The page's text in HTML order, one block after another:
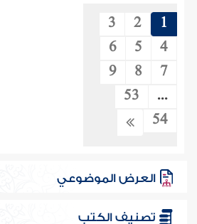
1
2
3
4
5
6
7
8
9
...
53
54
العرض الموضوعي
تصنيف الكتب